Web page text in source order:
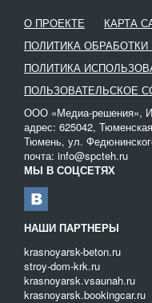
О ПРОЕКТЕ
КАРТА
ПОЛИТИКА
ПОЛИТИКА
ПОЛЬЗОВАТЕЛЬСКОЕ
ООО «Медиа-решения»,
адрес: 625042,
Тюмень, ул.
почта: info@spcteh.ru
МЫ В СОЦСЕТЯХ
НАШИ ПАРТНЕРЫ
krasnoyarsk-beton.ru
stroy-dom-krk.ru
krasnoyarsk.vsaunah.ru
krasnoyarsk.bookingcar.ru